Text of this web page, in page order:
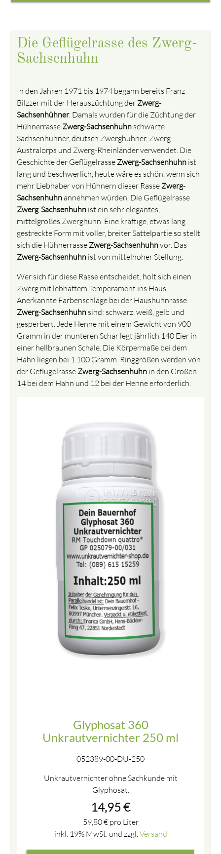
Die Geflügelrasse des Zwerg-
Sachsenhuhn
In den Jahren 1971 bis 1974 begann bereits Franz
Bilzzer mit der Herauszüchtung der Zwerg-
Sachsenhühner. Damals wurden für die Züchtung der
Hühnerrasse Zwerg-Sachsenhuhn schwarze
Sachsenhühner, deutsch Zwerghühner, Zwerg-
Australorps und Zwerg-Rheinländer verwendet. Die
Geschichte der Geflügelrasse Zwerg-Sachsenhuhn ist
lang und beschwerlich, heute wäre es schön, wenn sich
mehr Liebhaber von Hühnern dieser Rasse Zwerg-
Sachsenhuhnannehmen würden. Die Geflügelrasse
Zwerg-Sachsenhuhn ist ein sehr elegantes,
mittelgroßes Zwerghuhn. Eine kräftige, etwas lang
gestreckte Form mit voller, breiter Sattelpartie so stellt
sich die Hühnerrasse Zwerg-Sachsenhuhnvor. Das
Zwerg-Sachsenhuhn ist von mittelhoher Stellung.
Wer sich für diese Rasse entscheidet, holt sich einen
Zwerg mit lebhaftem Temperament ins Haus.
Anerkannte Farbenschläge bei der Haushuhnrasse
Zwerg-Sachsenhuhn sind: schwarz, weiß, gelb und
gesperbert. Jede Henne mit einem Gewicht von 900
Gramm in der munteren Schar legt jährlich 140 Eier in
einer hellbraunen Schale. Die Körpermaße bei dem
Hahn liegen bei 1.100 Gramm. Ringgrößen werden von
der Geflügelrasse Zwerg-Sachsenhuhn in den Größen
14 bei dem Hahn und 12 bei der Henne erforderlich.
Glyphosat 360
Unkrautvernichter 250 ml
052389-00-DU-250
Unkrautvernichter ohne Sachkunde mit
Glyphosat.
14,95 €
59,80€pro Liter
inkl. 19% MwSt. und zzgl.Versand